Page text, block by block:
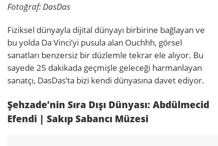
Fotoğraf: DasDas
Fiziksel dünyayla dijital dünyayı birbirine bağlayan ve
bu yolda Da Vinci’yi pusula alan Ouchhh, görsel
sanatları benzersiz bir düzlemle tekrar ele alıyor. Bu
sayede 25 dakikada geçmişle geleceği harmanlayan
sanatçı, DasDas’ta bizi kendi dünyasına davet ediyor.
Şehzade’nin Sıra Dışı Dünyası: Abdülmecid
Efendi | Sakıp Sabancı Müzesi